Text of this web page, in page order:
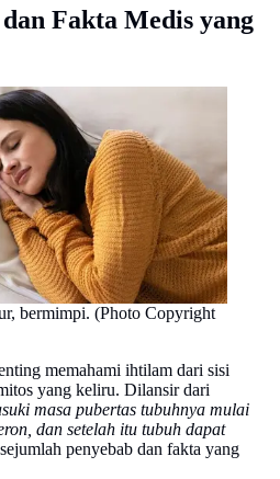
Fakta Medis yang
bermimpi. (Photo Copyright
memahami ihtilam dari sisi
yang keliru. Dilansir dari
masa pubertas tubuhnya mulai
dan setelah itu tubuh dapat
penyebab dan fakta yang